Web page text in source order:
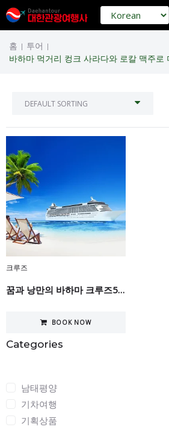
홈 | 투어 |
바하마 먹거리 컹크 사라다와 로칼 맥주로
Categories
남태평양
기차여행
기획상품
크루즈
꿈과 낭만의 바하마 크루즈5일
BOOK NOW